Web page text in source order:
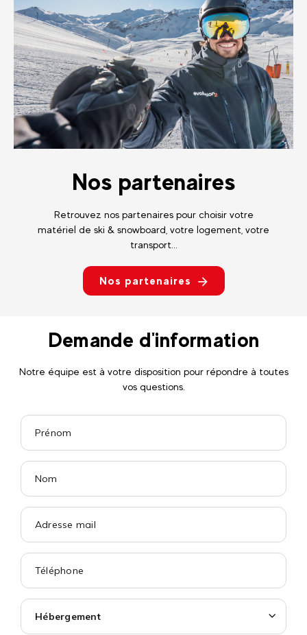
Nos partenaires
Retrouvez nos partenaires pour choisir votre
matériel de ski & snowboard, votre logement, votre
transport...
Nos partenaires
Demande d'information
Notre équipe est à votre disposition pour répondre à toutes
vos questions.
Hébergement